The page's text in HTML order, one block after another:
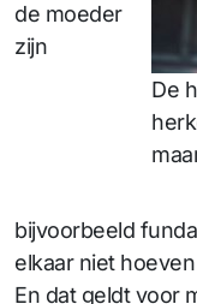
De
de moeder
zijn
bijvoorbeeld
elkaar niet
En dat geldt voor